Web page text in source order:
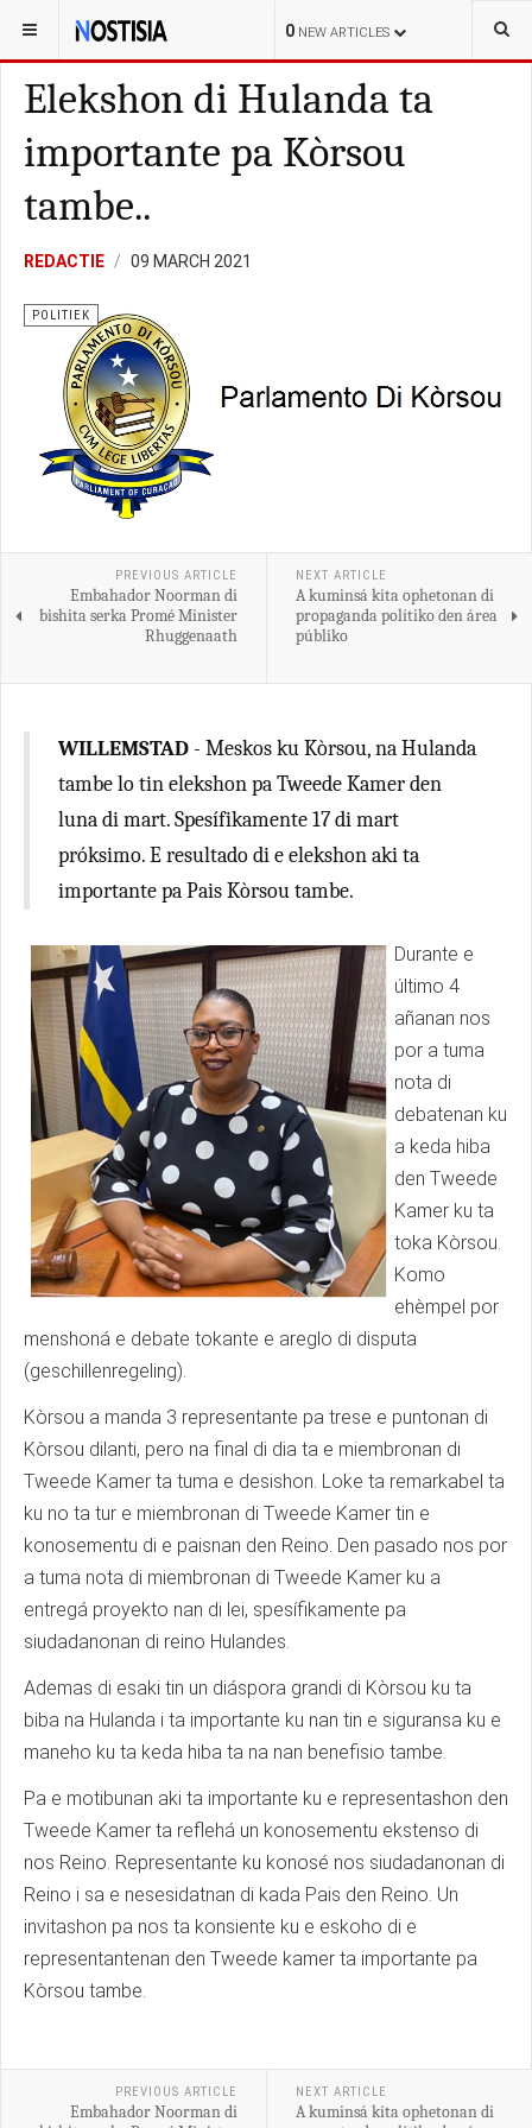
0 NEW ARTICLES
YOU ARE HERE: CURAÇAO POLITIEK
Elekshon di Hulanda ta
importante pa Kòrsou
tambe..
REDACTIE 09 MARCH 2021
POLITIEK
PREVIOUS ARTICLE
Embahador Noorman di
bishita serka Promé Minister
Rhuggenaath
NEXT ARTICLE
A kuminsá kita ophetonan di
propaganda polítiko den área
públiko
WILLEMSTAD - Meskos ku Kòrsou, na Hulanda
tambe lo tin elekshon pa Tweede Kamer den
luna di mart. Spesífikamente 17 di mart
próksimo. E resultado di e elekshon aki ta
importante pa Pais Kòrsou tambe.
Durante e
último 4
añanan nos
por a tuma
nota di
debatenan ku
a keda hiba
den Tweede
Kamer ku ta
toka Kòrsou.
Komo
ehèmpel por
menshoná e debate tokante e areglo di disputa
(geschillenregeling).
Kòrsou a manda 3 representante pa trese e puntonan di
Kòrsou dilanti, pero na final di dia ta e miembronan di
Tweede Kamer ta tuma e desishon. Loke ta remarkabel ta
ku no ta tur e miembronan di Tweede Kamer tin e
konosementu di e paisnan den Reino. Den pasado nos por
a tuma nota di miembronan di Tweede Kamer ku a
entregá proyekto nan di lei, spesífikamente pa
siudadanonan di reino Hulandes.
Ademas di esaki tin un diáspora grandi di Kòrsou ku ta
biba na Hulanda i ta importante ku nan tin e siguransa ku e
maneho ku ta keda hiba ta na nan benefisio tambe.
Pa e motibunan aki ta importante ku e representashon den
Tweede Kamer ta reflehá un konosementu ekstenso di
nos Reino. Representante ku konosé nos siudadanonan di
Reino i sa e nesesidatnan di kada Pais den Reino. Un
invitashon pa nos ta konsiente ku e eskoho di e
representantenan den Tweede kamer ta importante pa
Kòrsou tambe.
PREVIOUS ARTICLE
Embahador Noorman di
NEXT ARTICLE
A kuminsá kita ophetonan di